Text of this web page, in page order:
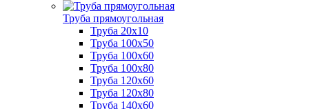
Труба прямоугольная
Труба 20x10
Труба 100x50
Труба 100x60
Труба 100x80
Труба 120x60
Труба 120x80
Труба 140x60